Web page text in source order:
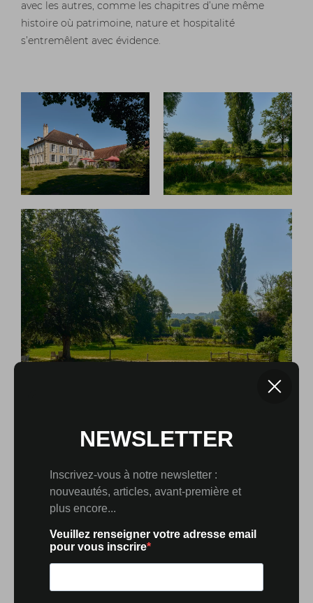
avec les autres, comme les chapitres d’une même
histoire où patrimoine, nature et hospitalité
s’entremêlent avec évidence.
UNE TRADITION
D’ACCUEIL À
POURSUIVRE
La Perle d’Anrosey possède cette qualité singulière qui